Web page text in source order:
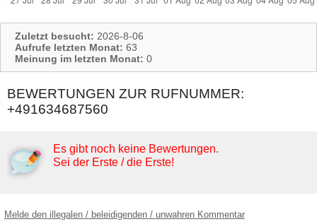
Zuletzt besucht: 2026-8-06
Aufrufe letzten Monat: 63
Meinung im letzten Monat: 0
BEWERTUNGEN ZUR RUFNUMMER:
+491634687560
Es gibt noch keine Bewertungen.
Sei der Erste / die Erste!
Melde den illegalen / beleidigenden / unwahren Kommentar